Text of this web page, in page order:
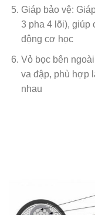
Giáp bảo vệ:
3 pha 4 lõi), giúp
động cơ học
Vỏ bọc bên
va đập, phù hợp
nhau